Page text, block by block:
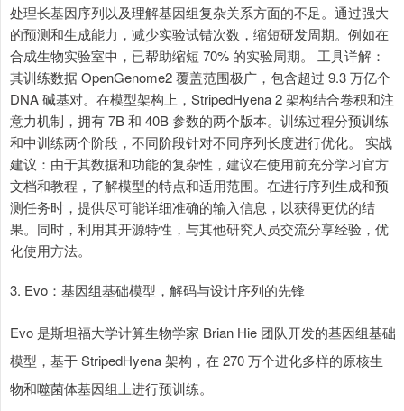
处理长基因序列以及理解基因组复杂关系方面的不足。通过强大
的预测和生成能力，减少实验试错次数，缩短研发周期。例如在
合成生物实验室中，已帮助缩短 70% 的实验周期。 工具详解：
其训练数据 OpenGenome2 覆盖范围极广，包含超过 9.3 万亿个
DNA 碱基对。在模型架构上，StripedHyena 2 架构结合卷积和注
意力机制，拥有 7B 和 40B 参数的两个版本。训练过程分预训练
和中训练两个阶段，不同阶段针对不同序列长度进行优化。 实战
建议：由于其数据和功能的复杂性，建议在使用前充分学习官方
文档和教程，了解模型的特点和适用范围。在进行序列生成和预
测任务时，提供尽可能详细准确的输入信息，以获得更优的结
果。同时，利用其开源特性，与其他研究人员交流分享经验，优
化使用方法。
3. Evo：基因组基础模型，解码与设计序列的先锋
Evo 是斯坦福大学计算生物学家 Brian Hie 团队开发的基因组基础
模型，基于 StripedHyena 架构，在 270 万个进化多样的原核生
物和噬菌体基因组上进行预训练。